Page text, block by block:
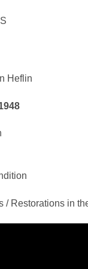
Heflin
/ Restorations in